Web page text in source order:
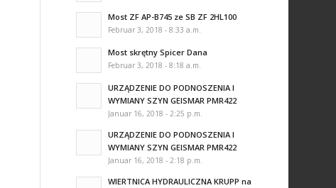
Most ZF AP-B745 ze SB ZF 2HL100
Februar 3, 2018 - 8:33 a.m.
Most skrętny Spicer Dana
Februar 3, 2018 - 8:18 a.m.
URZĄDZENIE DO PODNOSZENIA I
WYMIANY SZYN GEISMAR PMR422
Januar 16, 2018 - 2:25 p.m.
URZĄDZENIE DO PODNOSZENIA I
WYMIANY SZYN GEISMAR PMR422
Januar 16, 2018 - 2:18 p.m.
WIERTNICA HYDRAULICZNA KRUPP na